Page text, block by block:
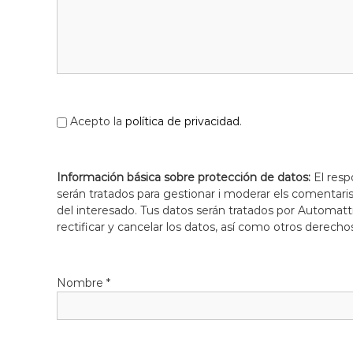
Acepto la política de privacidad.
Información básica sobre protección de datos: El
serán tratados para gestionar i moderar els
del interesado. Tus datos serán tratados por
rectificar y cancelar los datos, así como otros
Nombre *